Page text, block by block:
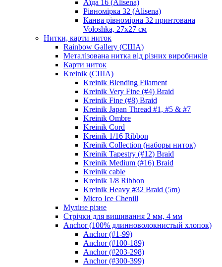
Аїда 16 (Alisena)
Рівномірка 32 (Alisena)
Канва рівномірна 32 принтована
Voloshka, 27х27 см
Нитки, карти ниток
Rainbow Gallery (США)
Металізована нитка від різних виробників
Карти ниток
Kreinik (США)
Kreinik Blending Filament
Kreinik Very Fine (#4) Braid
Kreinik Fine (#8) Braid
Kreinik Japan Thread #1, #5 & #7
Kreinik Ombre
Kreinik Cord
Kreinik 1/16 Ribbon
Kreinik Collection (наборы ниток)
Kreinik Tapestry (#12) Braid
Kreinik Medium (#16) Braid
Kreinik cable
Kreinik 1/8 Ribbon
Kreinik Heavy #32 Braid (5m)
Micro Ice Chenill
Муліне різне
Стрічки для вишивання 2 мм, 4 мм
Anchor (100% длинноволокнистый хлопок)
Anchor (#1-99)
Anchor (#100-189)
Anchor (#203-298)
Anchor (#300-399)